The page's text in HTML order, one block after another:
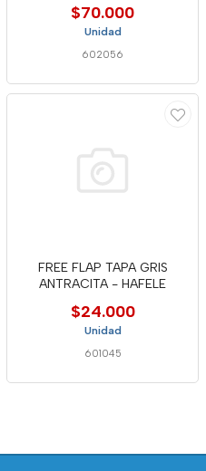
$70.000
Unidad
602056
FREE FLAP TAPA GRIS
ANTRACITA - HAFELE
$24.000
Unidad
601045